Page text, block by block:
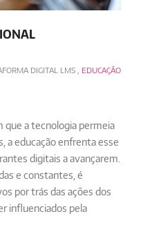
DIGITAL LMS, EDUCAÇÃO
que a tecnologia permeia
a educação enfrenta esse
digitais a avançarem.
e constantes, é
por trás das ações dos
influenciados pela